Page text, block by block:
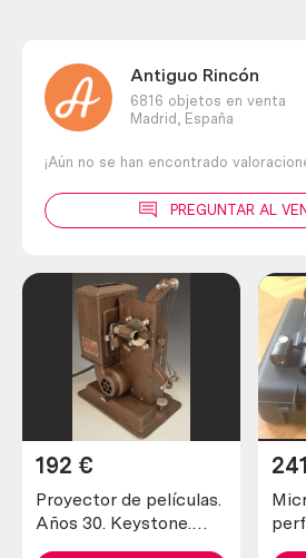
Antiguo Rincón
6816 objetos en venta
Madrid,
España
¡Aún no se han encontrado
PREGUNTAR AL
Proyector de películas.
Años 30. Keystone.
Americano.
192 € 241